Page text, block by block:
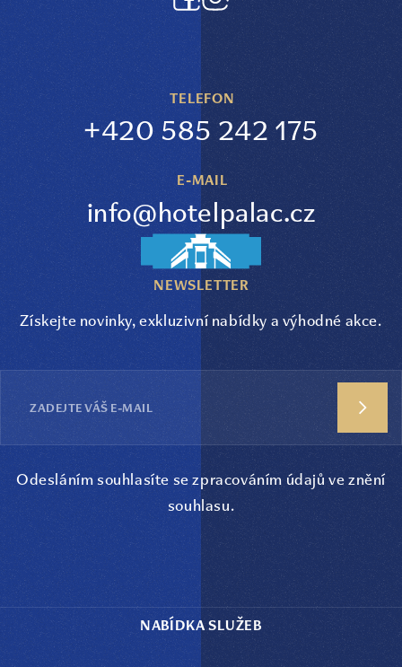
TELEFON
+420 585 242 175
E-MAIL
info@hotelpalac.cz
NEWSLETTER
Získejte novinky, exkluzivní nabídky a výhodné akce.
Odesláním souhlasíte se zpracováním údajů veznění
souhlasu.
NABÍDKA SLUŽEB